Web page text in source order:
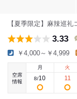
【夏季限定】麻辣巡
3.33
￥4,000～￥4,999
空席
情報
月
8/10
火
11